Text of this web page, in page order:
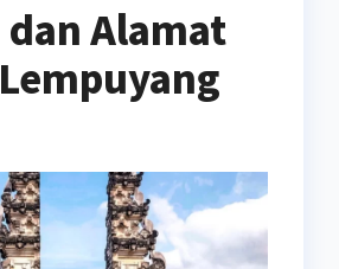
dan Alamat